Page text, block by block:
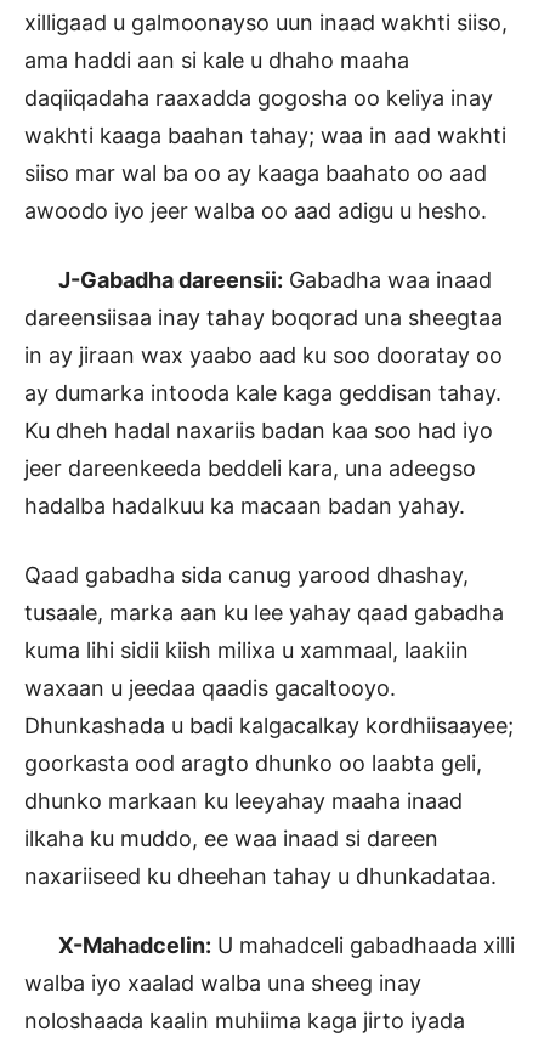
xilligaad u galmoonayso uun inaad wakhti siiso,
ama haddi aan si kale u dhaho maaha
daqiiqadaha raaxadda gogosha oo keliya inay
wakhti kaaga baahan tahay; waa in aad wakhti
siiso mar wal ba oo ay kaaga baahato oo aad
awoodo iyo jeer walba oo aad adigu u hesho.
J-Gabadha dareensii: Gabadha waa inaad
dareensiisaa inay tahay boqorad una sheegtaa
in ay jiraan wax yaabo aad ku soo dooratay oo
ay dumarka intooda kale kaga geddisan tahay.
Ku dheh hadal naxariis badan kaa soo had iyo
jeer dareenkeeda beddeli kara, una adeegso
hadalba hadalkuu ka macaan badan yahay.
Qaad gabadha sida canug yarood dhashay,
tusaale, marka aan ku lee yahay qaad gabadha
kuma lihi sidii kiish milixa u xammaal, laakiin
waxaan u jeedaa qaadis gacaltooyo.
Dhunkashada u badi kalgacalkay kordhiisaayee;
goorkasta ood aragto dhunko oo laabta geli,
dhunko markaan ku leeyahay maaha inaad
ilkaha ku muddo, ee waa inaad si dareen
naxariiseed ku dheehan tahay u dhunkadataa.
X-Mahadcelin: U mahadceli gabadhaada xilli
walba iyo xaalad walba una sheeg inay
noloshaada kaalin muhiima kaga jirto iyada